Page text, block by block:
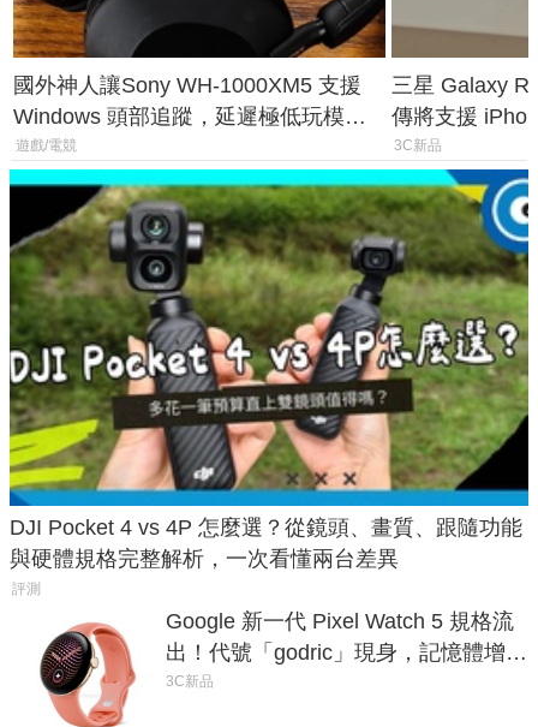
國外神人讓Sony WH-1000XM5 支援
Windows 頭部追蹤，延遲極低玩模擬
飛行超有感
遊戲/電競
三星 Galaxy
傳將支援
慧家電連動功
3C新品
DJI Pocket 4 vs 4P 怎麼選？從鏡頭、畫質、跟隨功能
與硬體規格完整解析，一次看懂兩台差異
評測
Google 新一代 Pixel Watch 5 規格流
出！代號「godric」現身，記憶體增強
鎖定 AI 應用
3C新品